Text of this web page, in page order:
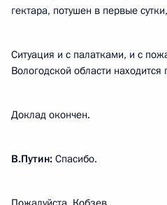
гектара, потушен в первые
Ситуация и с палатками, и с
Вологодской области
Доклад окончен.
В.Путин: Спасибо.